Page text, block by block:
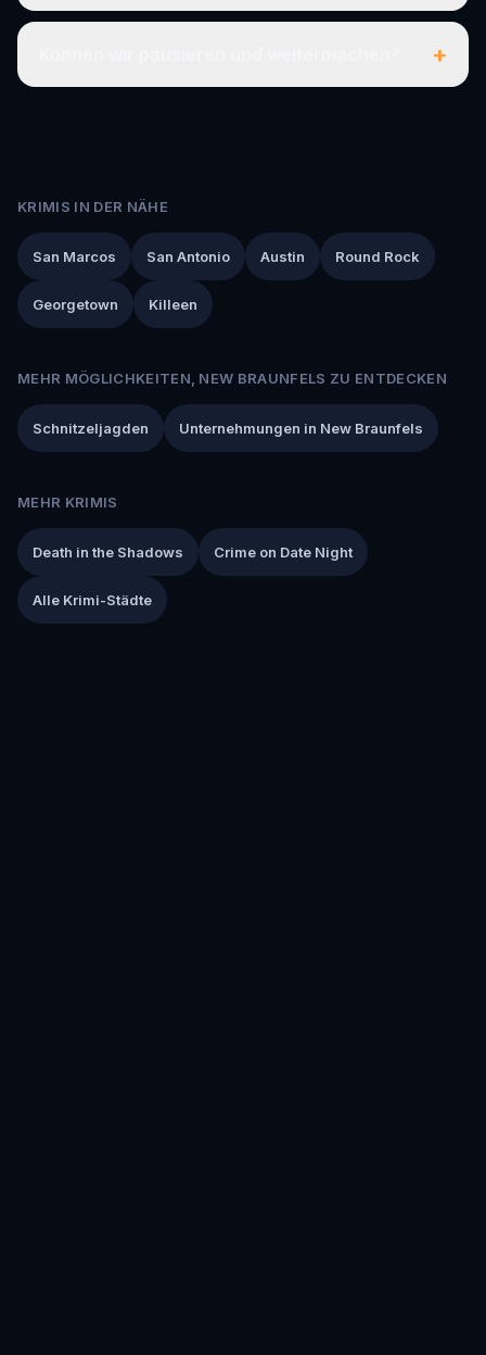
+
KRIMIS IN DER NÄHE
San Marcos San Antonio Austin Round Rock
Georgetown Killeen
MEHR MÖGLICHKEITEN, NEW BRAUNFELS ZU ENTDECKEN
Schnitzeljagden Unternehmungen in New Braunfels
MEHR KRIMIS
Death in the Shadows Crime on Date Night
Alle Krimi-Städte